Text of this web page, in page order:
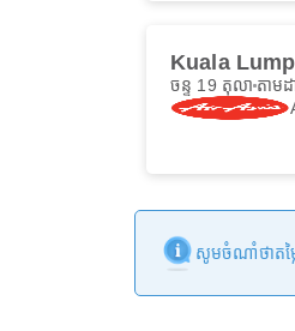
Kuala
ចន្ទ 19 តុលា តាម
សូមចំណាំថាតម្